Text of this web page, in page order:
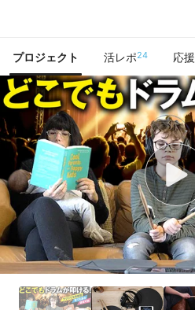
プロジェクト 活レポ24 応援